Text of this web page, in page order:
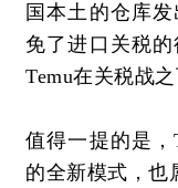
国本土的仓库
免了进口关税
Temu在关税战
值得一提的是，
的全新模式，也